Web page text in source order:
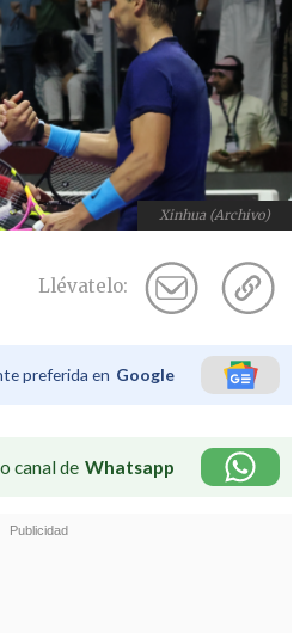
Xinhua (Archivo)
Llévatelo:
preferida en Google
canal de Whatsapp